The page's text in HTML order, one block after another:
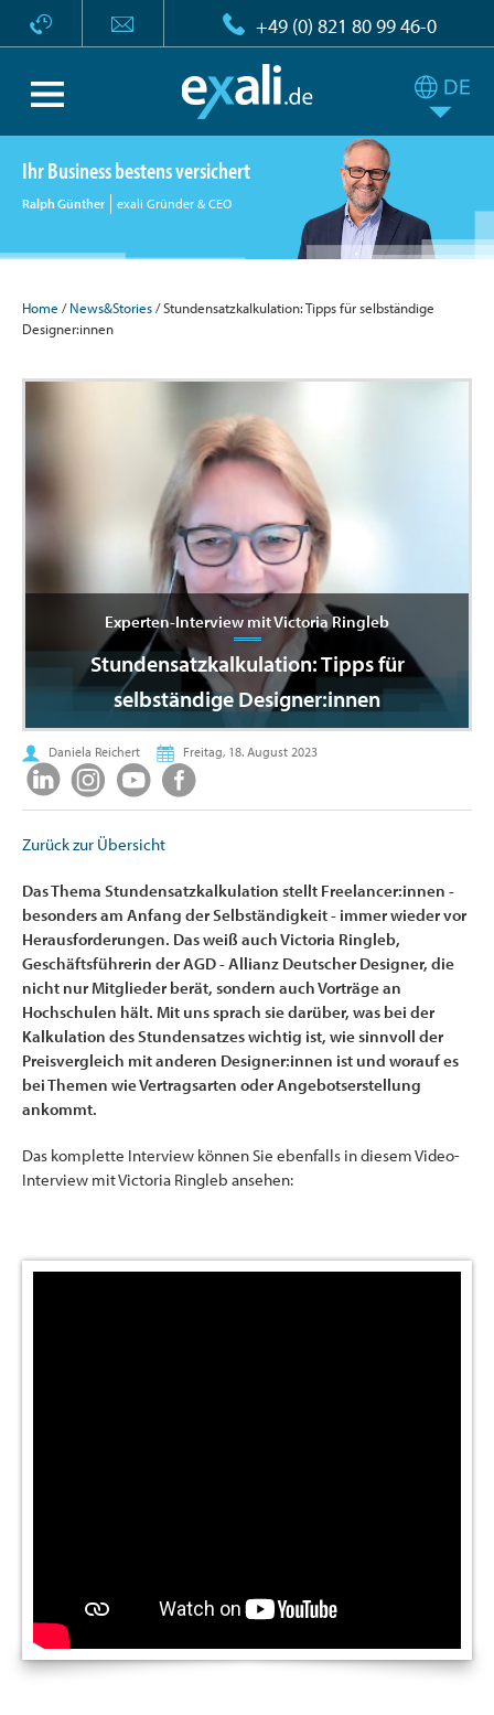
+49 (0) 821 80 99 46-0
Ihr Business bestens versichert
Ralph Günther exali Gründer & CEO
Home /News&Stories/ Stundensatzkalkulation: Tipps für selbständige
Designer:innen
Experten-Interview mit Victoria Ringleb
Stundensatzkalkulation: Tipps für
selbständige Designer:innen
Daniela Reichert Freitag, 18. August 2023
Zurück zur Übersicht
Das Thema Stundensatzkalkulation stellt Freelancer:innen -
besonders am Anfang der Selbständigkeit - immer wieder vor
Herausforderungen. Das weiß auch Victoria Ringleb,
Geschäftsführerin der AGD - Allianz Deutscher Designer, die
nicht nur Mitglieder berät, sondern auch Vorträge an
Hochschulen hält. Mit uns sprach sie darüber, was bei der
Kalkulation des Stundensatzes wichtig ist, wie sinnvoll der
Preisvergleich mit anderen Designer:innen ist und worauf es
bei Themen wie Vertragsarten oder Angebotserstellung
ankommt.
Das komplette Interview können Sie ebenfalls in diesem Video-
Interview mit Victoria Ringleb ansehen: